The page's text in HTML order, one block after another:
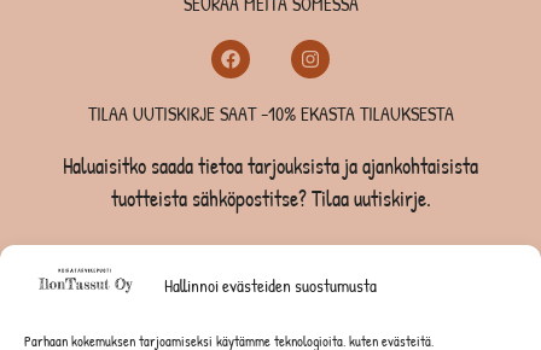
Hallinnoi evästeiden suostumusta
Parhaan kokemuksen tarjoamiseksi käytämme teknologioita, kuten evästeitä,
TILAA UUTISKIRJE SAAT -10% EKASTA TILAUKSESTA
Haluaisitko saada tietoa tarjouksista ja ajankohtaisista
tuotteista sähköpostitse? Tilaa uutiskirje.
TILAA UUTISKIRJE -SAAT -10% EKASTA TILAUKSESTA